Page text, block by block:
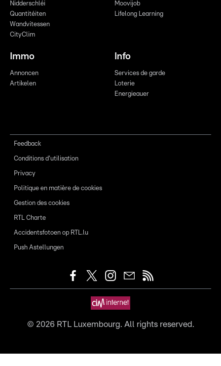
Nidderschléi
Quantitéiten
Wandvitessen
CityClim
Moovijob
Lifelong Learning
Immo
Annoncen
Artikelen
Info
Services de garde
Loterie
Energieauer
Feedback
Conditions d'utilisation
Privacy
Politique en matière de cookies
Gestion des cookies
RTL Charte
Accidentsfotoen op RTL.lu
Push Astellungen
© 2026RTL Luxembourg. All rights reserved.